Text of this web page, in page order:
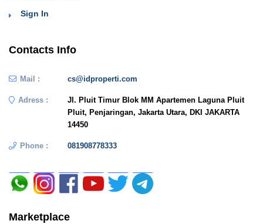
Sign In
Contacts Info
Mail : cs@idproperti.com
Adress :
Jl. Pluit Timur Blok MM Apartemen Laguna Pluit
Pluit, Penjaringan, Jakarta Utara, DKI JAKARTA
14450
Phone : 081908778333
Marketplace